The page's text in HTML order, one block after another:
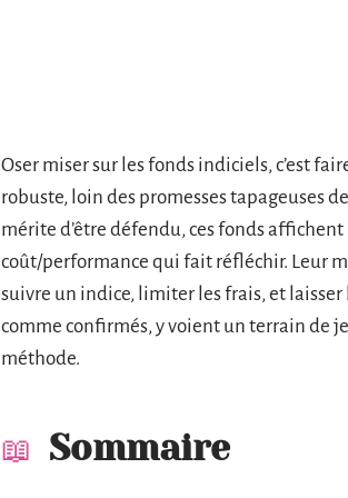
Oser miser sur les fonds indiciels, c’est
robuste, loin des promesses tapageuses
mérite d’être défendu, ces fonds
coût/performance qui fait réfléchir. Leur
suivre un indice, limiter les frais, et
comme confirmés, y voient un terrain de
méthode.
Sommaire